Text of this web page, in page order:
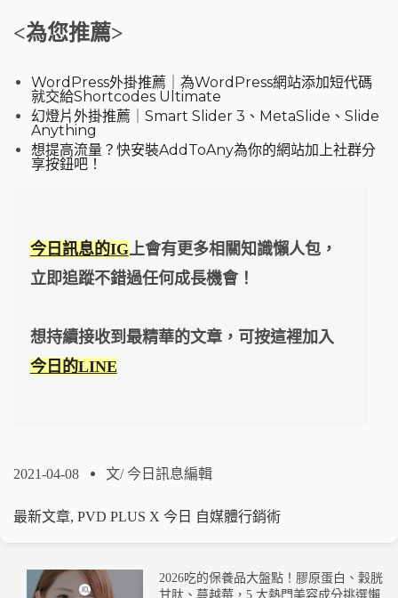
<為您推薦>
WordPress外掛推薦｜為WordPress網站添加短代碼
就交給Shortcodes Ultimate
幻燈片外掛推薦｜Smart Slider 3、MetaSlide、Slide
Anything
想提高流量？快安裝AddToAny為你的網站加上社群分
享按鈕吧！
今日訊息的IG上會有更多相關知識懶人包，
立即追蹤不錯過任何成長機會！
想持續接收到最精華的文章，可按這裡加入
今日的LINE
2021-04-08 文/今日訊息編輯
最新文章, PVD PLUS X 今日 自媒體行銷術
2026吃的保養品大盤點！膠原蛋白、穀胱
甘肽、蔓越莓，5 大熱門美容成分挑選懶